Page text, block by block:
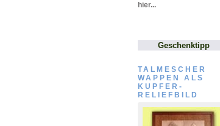
hier...
Geschenktipp
TALMESCHER
WAPPEN ALS
KUPFER-
RELIEFBILD